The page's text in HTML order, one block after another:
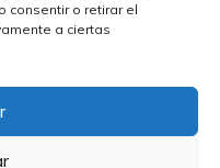
consentir o retirar el
a ciertas
Powered byDIGIDISA